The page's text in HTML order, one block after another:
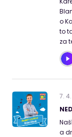
o
to
za
7. 4.
a